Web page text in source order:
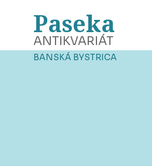
Paseka
ANTIKVARIÁT
BANSKÁ BYSTRICA